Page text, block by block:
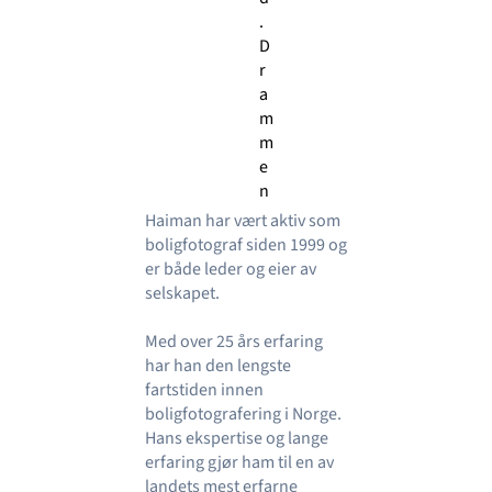
.
D
r
a
m
m
e
n
Haiman har vært aktiv som
boligfotograf siden 1999 og
er både leder og eier av
selskapet.
Med over 25 års erfaring
har han den lengste
fartstiden innen
boligfotografering i Norge.
Hans ekspertise og lange
erfaring gjør ham til en av
landets mest erfarne